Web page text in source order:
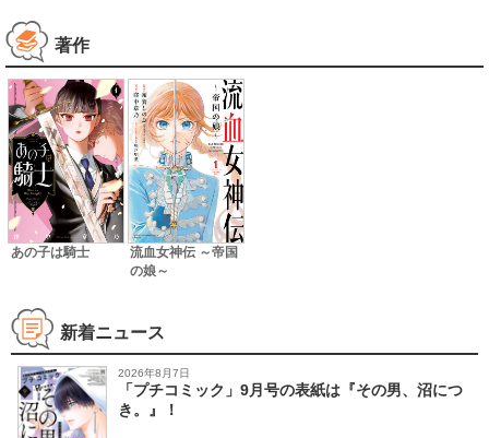
著作
あの子は騎士
流血女神伝 ～帝国
の娘～
新着ニュース
2026年8月7日
「プチコミック」9月号の表紙は『その男、沼につ
き。』！